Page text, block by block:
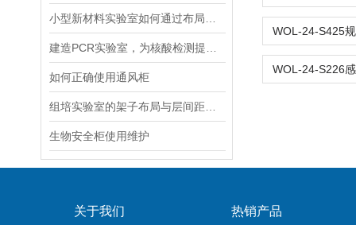
如何正确使用通风柜
生物安全柜使用维护
关于我们 热销产品